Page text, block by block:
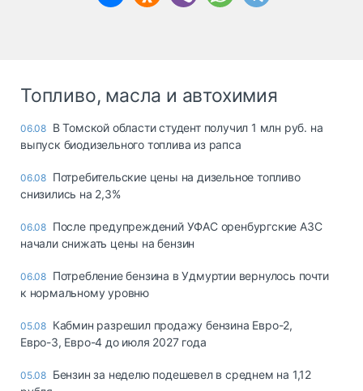
Топливо, масла и автохимия
06.08 В Томской области студент получил 1 млн руб. на
выпуск биодизельного топлива из рапса
06.08 Потребительские цены на дизельное топливо
снизились на 2,3%
06.08 После предупреждений УФАС оренбургские АЗС
начали снижать цены на бензин
06.08 Потребление бензина в Удмуртии вернулось почти
к нормальному уровню
05.08 Кабмин разрешил продажу бензина Евро-2,
Евро-3, Евро-4 до июля 2027 года
05.08 Бензин за неделю подешевел в среднем на 1,12